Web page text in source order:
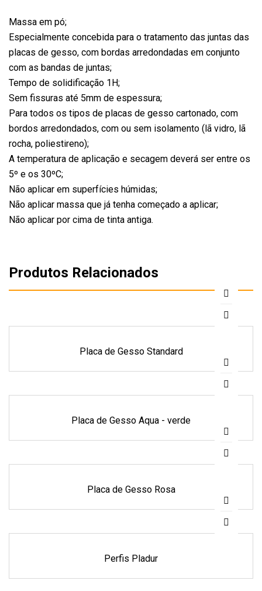
Massa em pó;
Especialmente concebida para o tratamento das juntas das
placas de gesso, com bordas arredondadas em conjunto
com as bandas de juntas;
Tempo de solidificação 1H;
Sem fissuras até 5mm de espessura;
Para todos os tipos de placas de gesso cartonado, com
bordos arredondados, com ou sem isolamento (lã vidro, lã
rocha, poliestireno);
A temperatura de aplicação e secagem deverá ser entre os
5º e os 30ºC;
Não aplicar em superfícies húmidas;
Não aplicar massa que já tenha começado a aplicar;
Não aplicar por cima de tinta antiga.
Produtos Relacionados
Placa de Gesso Standard
Placa de Gesso Aqua - verde
Placa de Gesso Rosa
Perfis Pladur